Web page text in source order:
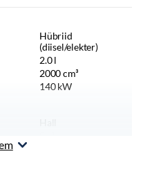
Hübriid
(diisel/elekter)
2.0l
2000cm³
140kW